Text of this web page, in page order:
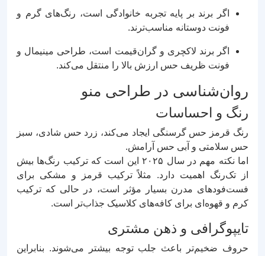
اگر برند بر پایه تجربه خانوادگی است، رنگ‌های گرم و
فونت دوستانه مناسب‌ترند.
اگر برند لاکچری و گران‌قیمت است، طراحی مینیمال و
فونت ظریف حس ارزش بالا را منتقل می‌کند.
روان‌شناسی در طراحی منو
رنگ و احساسات
رنگ قرمز حس گرسنگی ایجاد می‌کند، زرد حس شادی، سبز
حس سلامتی و آبی حس آرامش.
اما نکته مهم در سال ۲۰۲۵ این است که ترکیب رنگ‌ها بیش
از تک‌رنگ اهمیت دارد. مثلاً ترکیب قرمز و مشکی برای
فست‌فودهای مدرن بسیار مؤثر است، در حالی که ترکیب
کرم و قهوه‌ای برای کافه‌های کلاسیک جذاب‌تر است.
تایپوگرافی و ذهن مشتری
حروف ضخیم‌تر باعث جلب توجه بیشتر می‌شوند. بنابراین